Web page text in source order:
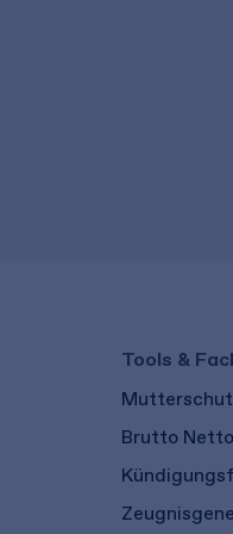
Tools &
Brutto